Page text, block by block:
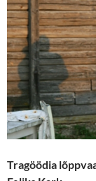
Tragöödia